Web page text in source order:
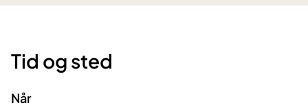
Tid og sted
Når